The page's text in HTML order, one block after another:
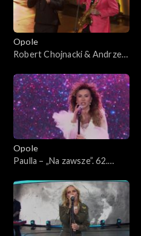
Opole
Robert Chojnacki & Andrzej
i „Prawie do nieba”. 62. KFPP:
Koncert „Premiery”
Opole
Paulla – „Na zawsze”. 62.